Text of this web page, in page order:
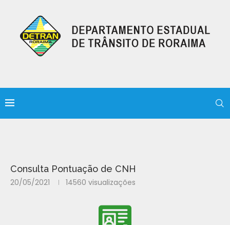
Consulta Pontuação de CNH
20/05/2021 14560 visualizações